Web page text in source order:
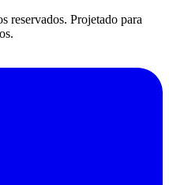
reservados. Projetado para